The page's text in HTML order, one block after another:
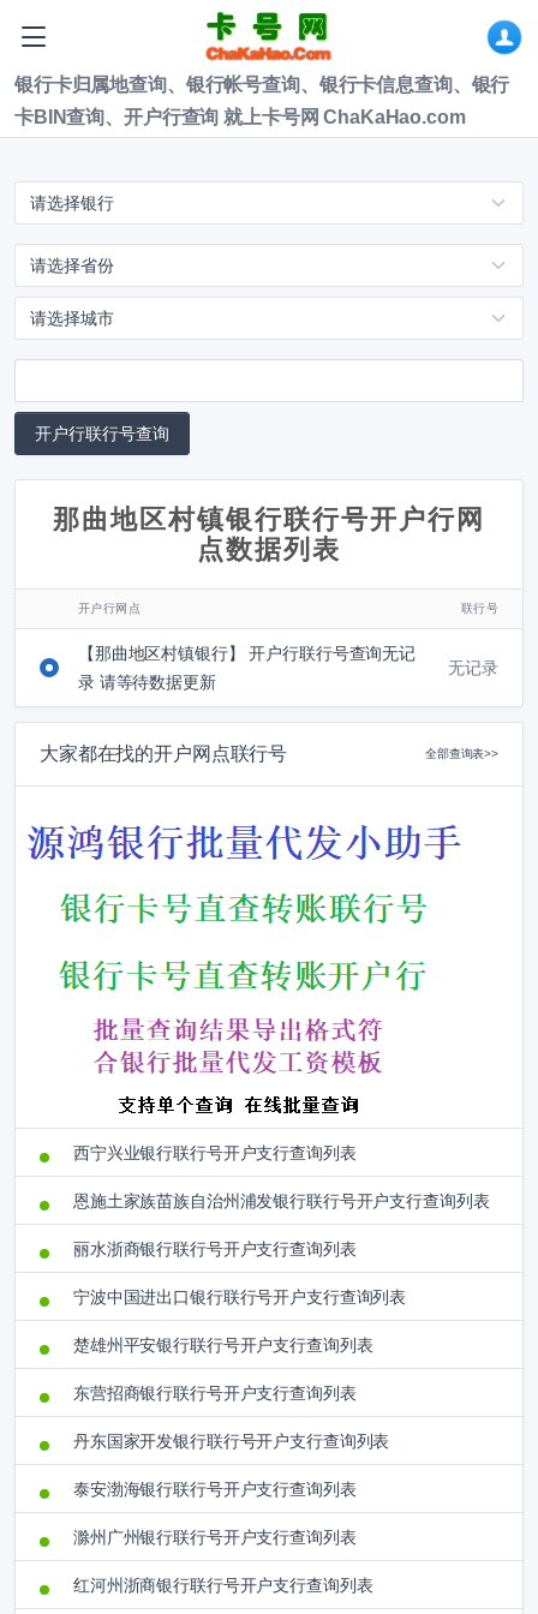
银行卡归属地查询、银行帐号查询、银行卡信息查询、银行
卡BIN查询、开户行查询 就上卡号网 ChaKaHao.com
那曲地区村镇银行联行号开户行网
点数据列表
开户行网点 联行号
【那曲地区村镇银行】 开户行联行号查询无记
录 请等待数据更新
无记录
大家都在找的开户网点联行号 全部查询表>>
西宁兴业银行联行号开户支行查询列表
恩施土家族苗族自治州浦发银行联行号开户支行查询列表
丽水浙商银行联行号开户支行查询列表
宁波中国进出口银行联行号开户支行查询列表
楚雄州平安银行联行号开户支行查询列表
东营招商银行联行号开户支行查询列表
丹东国家开发银行联行号开户支行查询列表
泰安渤海银行联行号开户支行查询列表
滁州广州银行联行号开户支行查询列表
红河州浙商银行联行号开户支行查询列表